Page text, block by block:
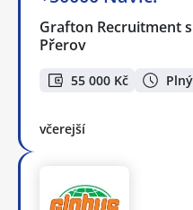
Grafton Recruitment
Přerov
55 000 Kč
včerejší